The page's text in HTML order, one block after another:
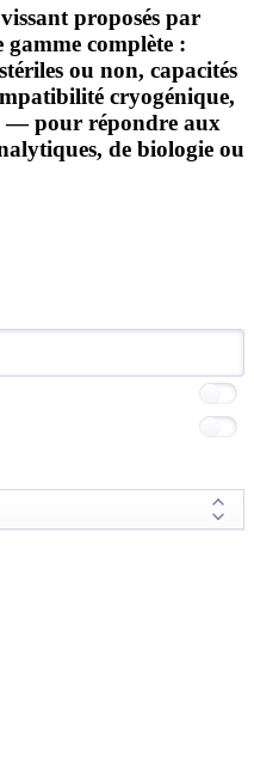
proposés par
complète :
ou non, capacités
cryogénique,
— pour répondre aux
de biologie ou